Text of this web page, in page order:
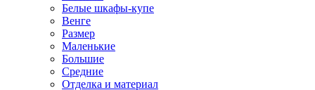
Белые шкафы-купе
Венге
Размер
Маленькие
Большие
Средние
Отделка и материал